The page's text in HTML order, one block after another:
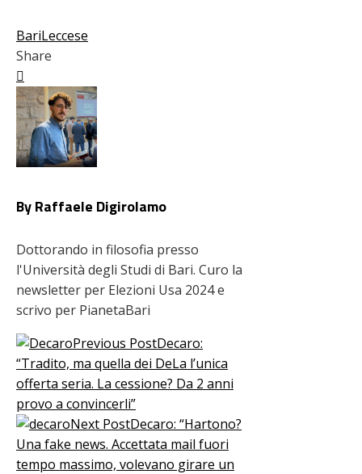
BariLeccese
Share
Facebook
Twitter
LinkedIn
Pinterest
By Raffaele Digirolamo
Dottorando in filosofia presso
l'Università degli Studi di Bari. Curo la
newsletter per Elezioni Usa 2024 e
scrivo per PianetaBari
Previous PostDecaro:
“Tradito, ma quella dei DeLa l’unica
offerta seria. La cessione? Da 2 anni
provo a convincerli”
Next PostDecaro: “Hartono?
Una fake news. Accettata mail fuori
tempo massimo, volevano girare un